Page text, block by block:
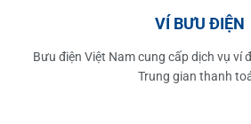
VÍ BƯU ĐIỆN
Bưu điện Việt Nam cung cấp dịch vụ ví
Trung gian thanh